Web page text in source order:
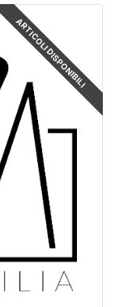
ARTICOLI DISPONIBILI